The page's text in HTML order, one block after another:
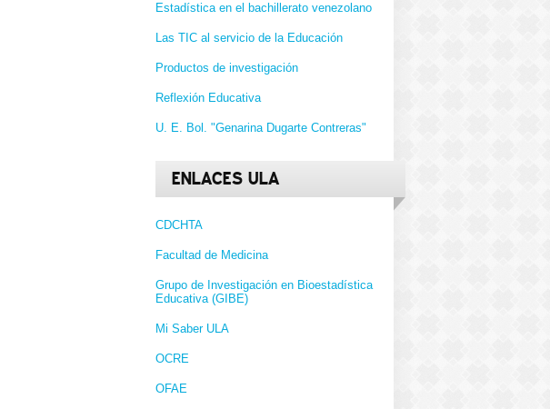
Estadística en el bachillerato venezolano
Las TIC al servicio de la Educación
Productos de investigación
Reflexión Educativa
U. E. Bol. "Genarina Dugarte Contreras"
ENLACES ULA
CDCHTA
Facultad de Medicina
Grupo de Investigación en Bioestadística
Educativa (GIBE)
Mi Saber ULA
OCRE
OFAE